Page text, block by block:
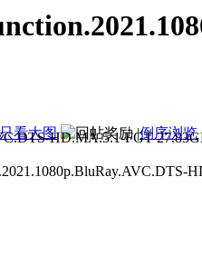
只看大图 |倒序浏览